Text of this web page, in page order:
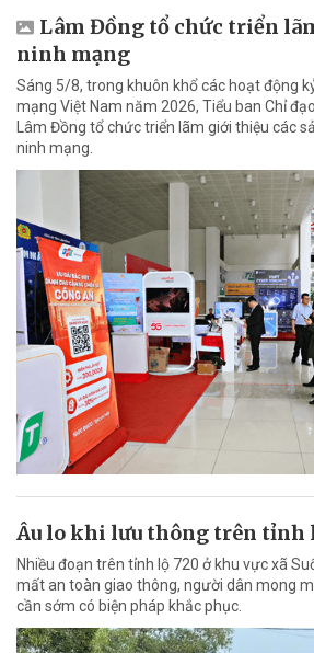
Lâm Đồng tổ chức triển
ninh mạng
Sáng 5/8, trong khuôn khổ các hoạt động
mạng Việt Nam năm 2026, Tiểu ban Chỉ
Lâm Đồng tổ chức triển lãm giới thiệu các
ninh mạng.
Âu lo khi lưu thông trên tỉnh
Nhiều đoạn trên tỉnh lộ 720 ở khu vực xã
mất an toàn giao thông, người dân mong
cần sớm có biện pháp khắc phục.